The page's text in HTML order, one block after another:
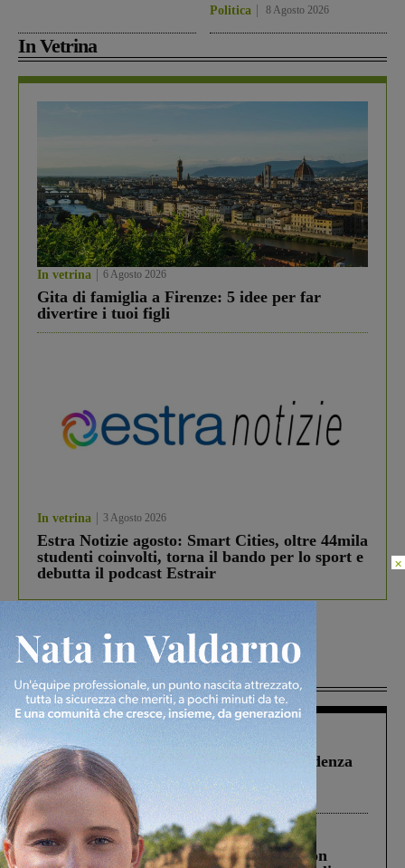
Politica 8 Agosto 2026
In Vetrina
In vetrina 6 Agosto 2026
Gita di famiglia a Firenze: 5 idee per far
divertire i tuoi figli
In vetrina 3 Agosto 2026
Estra Notizie agosto: Smart Cities, oltre 44mila
studenti coinvolti, torna il bando per lo sport e
debutta il podcast Estrair
Più lette
Figline Incisa Valdarno 1 Agosto 2026
Piscina di Figline finanziata oltre la scadenza
Pnrr, il gruppo di Fratelli d’Italia: “Un
ringraziamento al Governo”
Cronaca 3 Agosto 2026
Scomparso da una struttura di Castiglion
×